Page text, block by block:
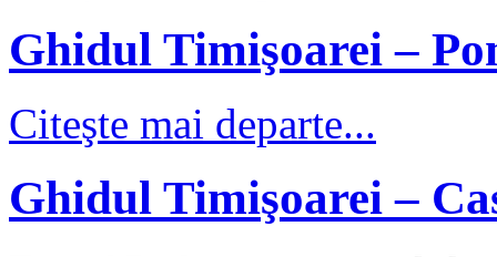
Ghidul Timişoarei –
Citeşte mai departe...
Ghidul Timişoarei –